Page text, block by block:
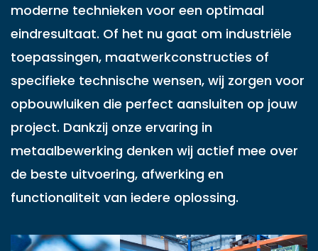
moderne technieken voor een optimaal
eindresultaat. Of het nu gaat om industriële
toepassingen, maatwerkconstructies of
specifieke technische wensen, wij zorgen voor
opbouwluiken die perfect aansluiten op jouw
project. Dankzij onze ervaring in
metaalbewerking denken wij actief mee over
de beste uitvoering, afwerking en
functionaliteit van iedere oplossing.